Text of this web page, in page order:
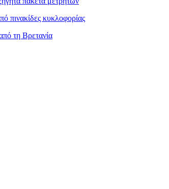
πινακίδες κυκλοφορίας
τη Βρετανία